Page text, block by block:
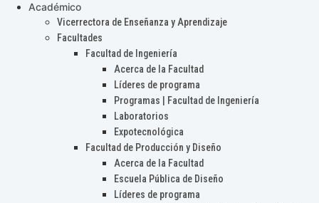
Académico
Vicerrectora de Enseñanza y Aprendizaje
Facultades
Facultad de Ingeniería
Acerca de la Facultad
Líderes de programa
Programas | Facultad de Ingeniería
Laboratorios
Expotecnológica
Facultad de Producción y Diseño
Acerca de la Facultad
Escuela Pública de Diseño
Líderes de programa